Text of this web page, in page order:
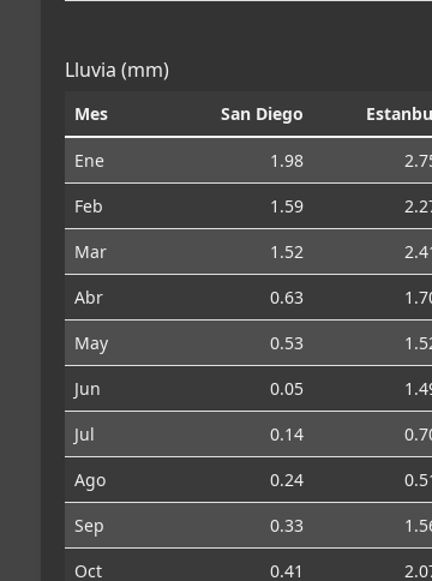
Lluvia (mm)
Mes San Diego
Ene 1.98
Feb
1.59
Mar
1.52
Abr
0.63
May
0.53
Jun
0.05
Jul
0.14
Ago
0.24
Sep
0.33
Oct
0.41